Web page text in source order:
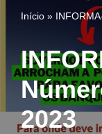
Início »
2023